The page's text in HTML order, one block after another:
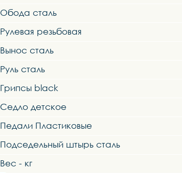
Обода сталь
Рулевая резьбовая
Вынос сталь
Руль сталь
Грипсы black
Седло детское
Педали Пластиковые
Подседельный штырь сталь
Вес - кг